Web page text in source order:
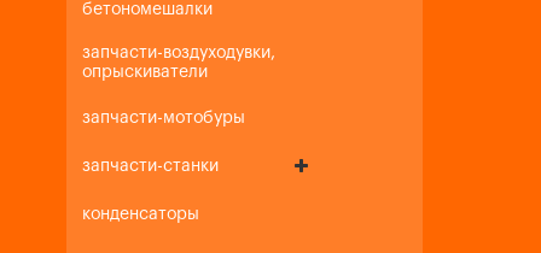
бетономешалки
запчасти-воздуходувки,
опрыскиватели
запчасти-мотобуры
запчасти-станки
конденсаторы